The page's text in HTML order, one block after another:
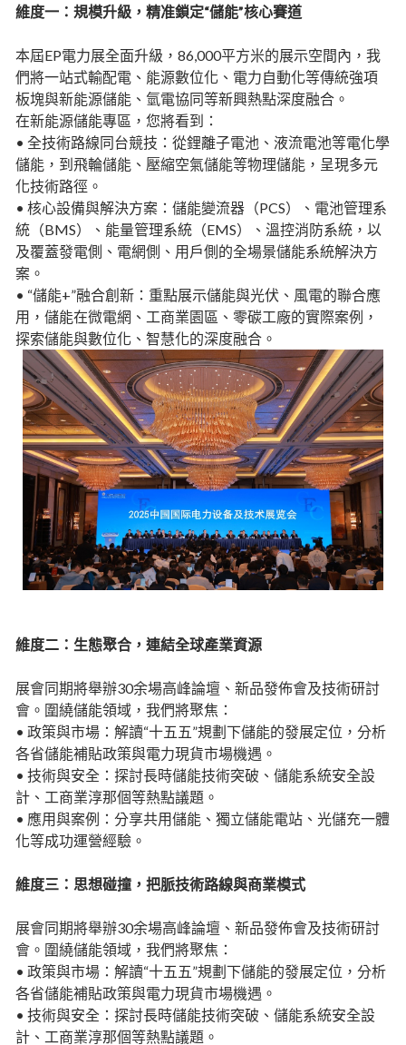
維度一：規模升級，精准鎖定“儲能”核心賽道
本屆EP電力展全面升級，86,000平方米的展示空間內，我
們將一站式輸配電、能源數位化、電力自動化等傳統強項
板塊與新能源儲能、氫電協同等新興熱點深度融合。
在新能源儲能專區，您將看到：
• 全技術路線同台競技：從鋰離子電池、液流電池等電化學
儲能，到飛輪儲能、壓縮空氣儲能等物理儲能，呈現多元
化技術路徑。
• 核心設備與解決方案：儲能變流器（PCS）、電池管理系
統（BMS）、能量管理系統（EMS）、溫控消防系統，以
及覆蓋發電側、電網側、用戶側的全場景儲能系統解決方
案。
• “儲能+”融合創新：重點展示儲能與光伏、風電的聯合應
用，儲能在微電網、工商業園區、零碳工廠的實際案例，
探索儲能與數位化、智慧化的深度融合。
維度二：生態聚合，連結全球產業資源
展會同期將舉辦30余場高峰論壇、新品發佈會及技術研討
會。圍繞儲能領域，我們將聚焦：
• 政策與市場：解讀“十五五”規劃下儲能的發展定位，分析
各省儲能補貼政策與電力現貨市場機遇。
• 技術與安全：探討長時儲能技術突破、儲能系統安全設
計、工商業淳那個等熱點議題。
• 應用與案例：分享共用儲能、獨立儲能電站、光儲充一體
化等成功運營經驗。
維度三：思想碰撞，把脈技術路線與商業模式
展會同期將舉辦30余場高峰論壇、新品發佈會及技術研討
會。圍繞儲能領域，我們將聚焦：
• 政策與市場：解讀“十五五”規劃下儲能的發展定位，分析
各省儲能補貼政策與電力現貨市場機遇。
• 技術與安全：探討長時儲能技術突破、儲能系統安全設
計、工商業淳那個等熱點議題。